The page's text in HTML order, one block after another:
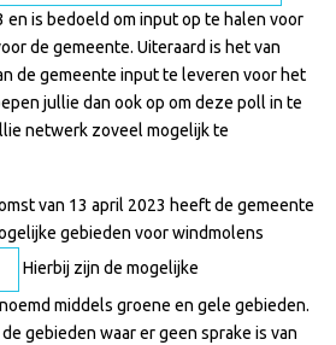
is bedoeld om input op te halen voor
de gemeente. Uiteraard is het van
de gemeente input te leveren voor het
jullie dan ook op om deze poll in te
netwerk zoveel mogelijk te
van 13 april 2023 heeft de gemeente
gebieden voor windmolens
Hierbij zijn de mogelijke
middels groene en gele gebieden.
gebieden waar er geen sprake is van